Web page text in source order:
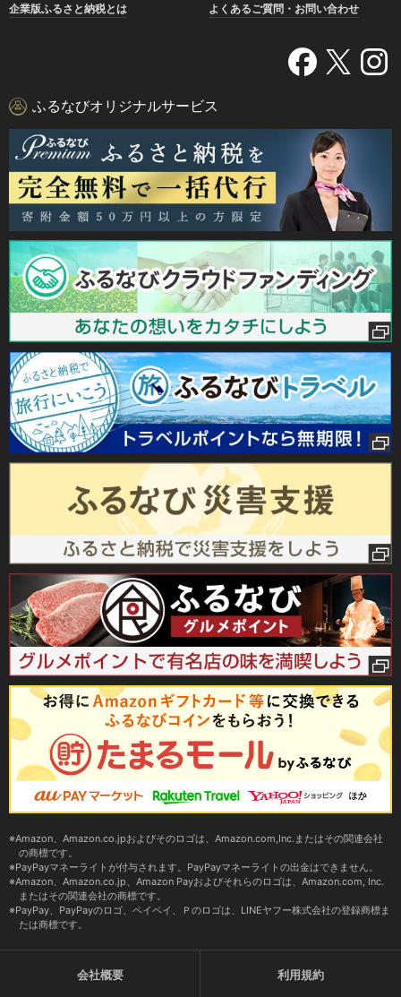
企業版ふるさと納税とは
よくあるご質問・お問い合わせ
ふるなびオリジナルサービス
Amazon、Amazon.co.jpおよびそのロゴは、Amazon.com,Inc.またはその関連会社
の商標です。
PayPayマネーライトが付与されます。PayPayマネーライトの出金はできません。
Amazon、Amazon.co.jp、Amazon Payおよびそれらのロゴは、Amazon.com, Inc.
またはその関連会社の商標です。
PayPay、PayPayのロゴ、ペイペイ、Ｐのロゴは、LINEヤフー株式会社の登録商標ま
たは商標です。
会社概要 利用規約